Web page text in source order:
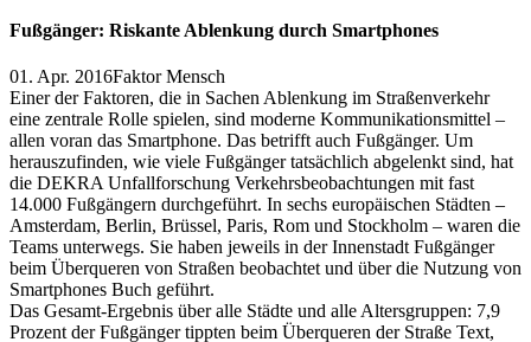
Fußgänger: Riskante Ablenkung durch Smartphones
01. Apr. 2016Faktor Mensch
Einer der Faktoren, die in Sachen Ablenkung im Straßenverkehr
eine zentrale Rolle spielen, sind moderne Kommunikationsmittel –
allen voran das Smartphone. Das betrifft auch Fußgänger. Um
herauszufinden, wie viele Fußgänger tatsächlich abgelenkt sind, hat
die DEKRA Unfallforschung Verkehrsbeobachtungen mit fast
14.000 Fußgängern durchgeführt. In sechs europäischen Städten –
Amsterdam, Berlin, Brüssel, Paris, Rom und Stockholm – waren die
Teams unterwegs. Sie haben jeweils in der Innenstadt Fußgänger
beim Überqueren von Straßen beobachtet und über die Nutzung von
Smartphones Buch geführt.
Das Gesamt-Ergebnis über alle Städte und alle Altersgruppen: 7,9
Prozent der Fußgänger tippten beim Überqueren der Straße Text,